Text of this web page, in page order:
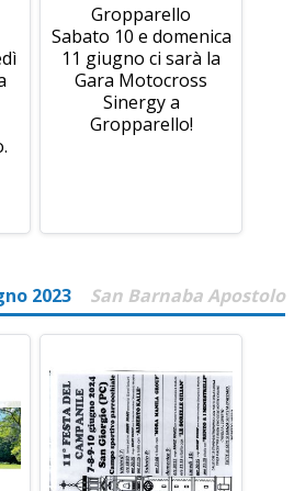
Gropparello
Sabato 10 e domenica
11 giugno ci sarà la
Gara Motocross
Sinergy a
Gropparello!
2023 San Barnaba Apostolo